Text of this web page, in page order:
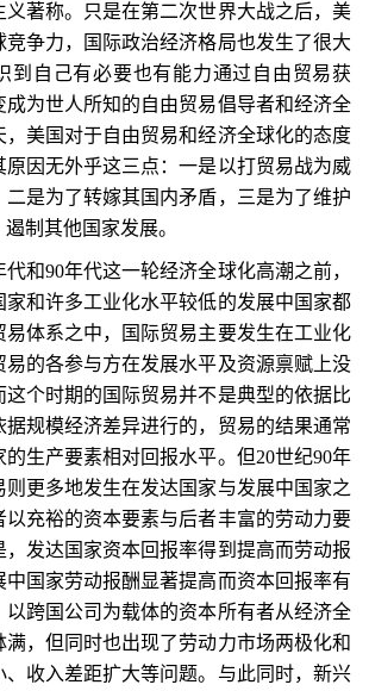
义著称。只是在第二次世界大战之后，美
竞争力，国际政治经济格局也发生了很大
到自己有必要也有能力通过自由贸易获
成为世人所知的自由贸易倡导者和经济全
，美国对于自由贸易和经济全球化的态度
原因无外乎这三点：一是以打贸易战为威
二是为了转嫁其国内矛盾，三是为了维护
制其他国家发展。
90年代这一轮经济全球化高潮之前，
家和许多工业化水平较低的发展中国家都
易体系之中，国际贸易主要发生在工业化
易的各参与方在发展水平及资源禀赋上没
个时期的国际贸易并不是典型的依据比
规模经济差异进行的，贸易的结果通常
生产要素相对回报水平。但20世纪90年
更多地发生在发达国家与发展中国家之
以充裕的资本要素与后者丰富的劳动力要
发达国家资本回报率得到提高而劳动报
中国家劳动报酬显著提高而资本回报率有
以跨国公司为载体的资本所有者从经济全
，但同时也出现了劳动力市场两极化和
、收入差距扩大等问题。与此同时，新兴